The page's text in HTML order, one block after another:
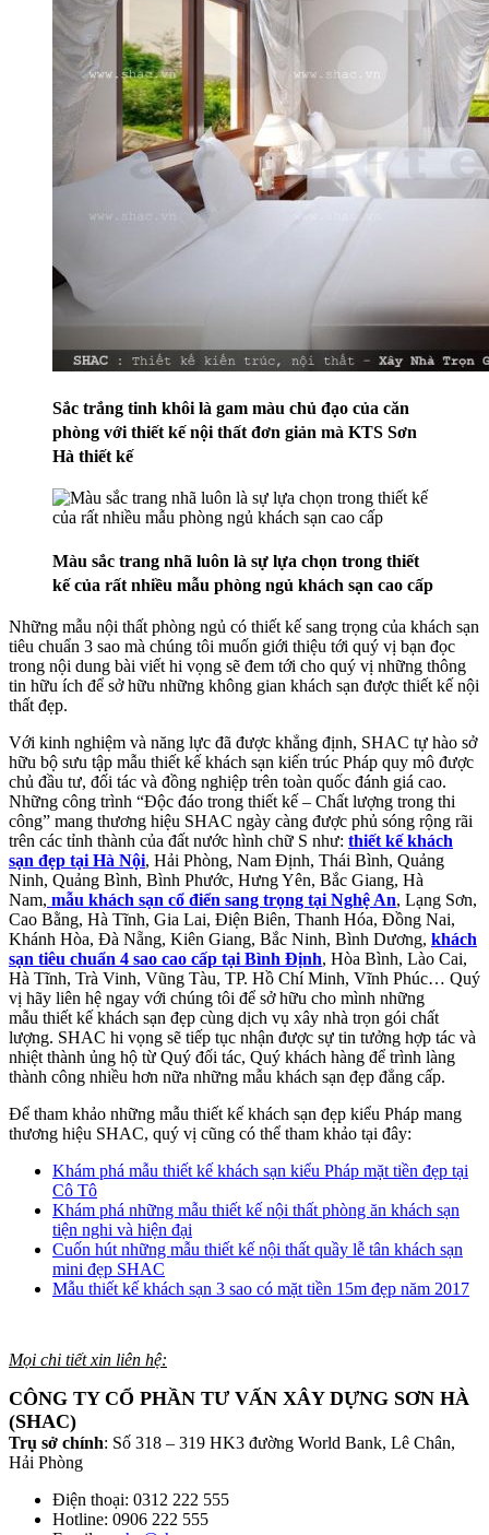
Sắc trắng tinh khôi là gam màu chủ đạo của căn
phòng với thiết kế nội thất đơn giản mà KTS Sơn
Hà thiết kế
Màu sắc trang nhã luôn là sự lựa chọn trong thiết
kế của rất nhiều mẫu phòng ngủ khách sạn cao cấp
Những mẫu nội thất phòng ngủ có thiết kế sang trọng của khách sạn
tiêu chuẩn 3 sao mà chúng tôi muốn giới thiệu tới quý vị bạn đọc
trong nội dung bài viết hi vọng sẽ đem tới cho quý vị những thông
tin hữu ích để sở hữu những không gian khách sạn được thiết kế nội
thất đẹp.
Với kinh nghiệm và năng lực đã được khẳng định, SHAC tự hào sở
hữu bộ sưu tập mẫu thiết kế khách sạn kiến trúc Pháp quy mô được
chủ đầu tư, đối tác và đồng nghiệp trên toàn quốc đánh giá cao.
Những công trình “Độc đáo trong thiết kế – Chất lượng trong thi
công” mang thương hiệu SHAC ngày càng được phủ sóng rộng rãi
trên các tỉnh thành của đất nước hình chữ S như: thiết kế khách
sạn đẹp tại Hà Nội, Hải Phòng, Nam Định, Thái Bình, Quảng
Ninh, Quảng Bình, Bình Phước, Hưng Yên, Bắc Giang, Hà
Nam, mẫu khách sạn cổ điển sang trọng tại Nghệ An, Lạng Sơn,
Cao Bằng, Hà Tĩnh, Gia Lai, Điện Biên, Thanh Hóa, Đồng Nai,
Khánh Hòa, Đà Nẵng, Kiên Giang, Bắc Ninh, Bình Dương, khách
sạn tiêu chuẩn 4 sao cao cấp tại Bình Định, Hòa Bình, Lào Cai,
Hà Tĩnh, Trà Vinh, Vũng Tàu, TP. Hồ Chí Minh, Vĩnh Phúc… Quý
vị hãy liên hệ ngay với chúng tôi để sở hữu cho mình những
mẫu thiết kế khách sạn đẹp cùng dịch vụ xây nhà trọn gói chất
lượng. SHAC hi vọng sẽ tiếp tục nhận được sự tin tưởng hợp tác và
nhiệt thành ủng hộ từ Quý đối tác, Quý khách hàng để trình làng
thành công nhiều hơn nữa những mẫu khách sạn đẹp đẳng cấp.
Để tham khảo những mẫu thiết kế khách sạn đẹp kiểu Pháp mang
thương hiệu SHAC, quý vị cũng có thể tham khảo tại đây:
Khám phá mẫu thiết kế khách sạn kiểu Pháp mặt tiền đẹp tại
Cô Tô
Khám phá những mẫu thiết kế nội thất phòng ăn khách sạn
tiện nghi và hiện đại
Cuốn hút những mẫu thiết kế nội thất quầy lễ tân khách sạn
mini đẹp SHAC
Mẫu thiết kế khách sạn 3 sao có mặt tiền 15m đẹp năm 2017
Mọi chi tiết xin liên hệ:
CÔNG TY CỔ PHẦN TƯ VẤN XÂY DỰNG SƠN HÀ
(SHAC)
Trụ sở chính: Số 318 – 319 HK3 đường World Bank, Lê Chân,
Hải Phòng
Điện thoại: 0312 222 555
Hotline: 0906 222 555